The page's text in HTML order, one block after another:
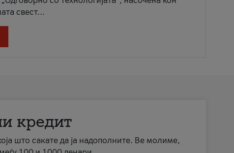
свест...
кредит
што сакате да ја надополните. Ве молиме,